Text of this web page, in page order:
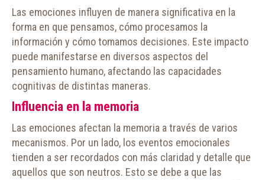
Las emociones influyen de manera significativa en la
forma en que pensamos, cómo procesamos la
información y cómo tomamos decisiones. Este impacto
puede manifestarse en diversos aspectos del
pensamiento humano, afectando las capacidades
cognitivas de distintas maneras.
Influencia en la memoria
Las emociones afectan la memoria a través de varios
mecanismos. Por un lado, los eventos emocionales
tienden a ser recordados con más claridad y detalle que
aquellos que son neutros. Esto se debe a que las